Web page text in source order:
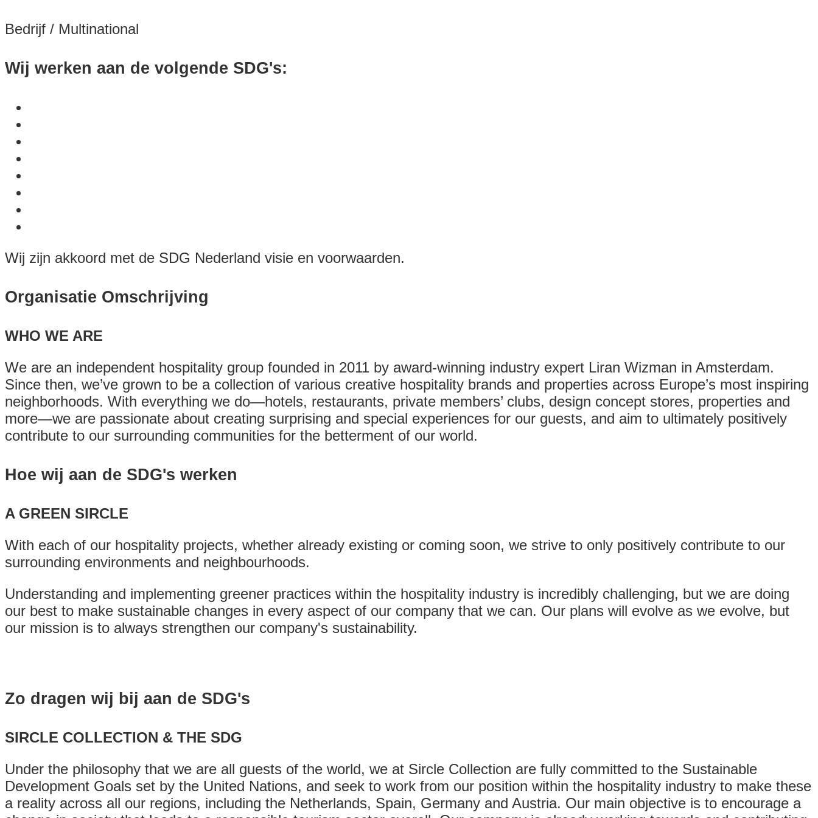
Bedrijf / Multinational
Wij werken aan de volgende SDG's:
Wij zijn akkoord met de SDG Nederland visie en voorwaarden.
Organisatie Omschrijving
WHO WE ARE
We are an independent hospitality group founded in 2011 by award-winning industry expert Liran Wizman in Amsterdam.
Since then, we’ve grown to be a collection of various creative hospitality brands and properties across Europe’s most inspiring
neighborhoods. With everything we do—hotels, restaurants, private members’ clubs, design concept stores, properties and
more—we are passionate about creating surprising and special experiences for our guests, and aim to ultimately positively
contribute to our surrounding communities for the betterment of our world.
Hoe wij aan de SDG's werken
A GREEN SIRCLE
With each of our hospitality projects, whether already existing or coming soon, we strive to only positively contribute to our
surrounding environments and neighbourhoods.
Understanding and implementing greener practices within the hospitality industry is incredibly challenging, but we are doing
our best to make sustainable changes in every aspect of our company that we can. Our plans will evolve as we evolve, but
our mission is to always strengthen our company's sustainability.
Zo dragen wij bij aan de SDG's
SIRCLE COLLECTION & THE SDG
Under the philosophy that we are all guests of the world, we at Sircle Collection are fully committed to the Sustainable
Development Goals set by the United Nations, and seek to work from our position within the hospitality industry to make these
a reality across all our regions, including the Netherlands, Spain, Germany and Austria. Our main objective is to encourage a